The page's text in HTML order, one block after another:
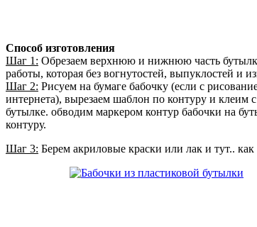
Способ изготовления
Шаг 1: Обрезаем верхнюю и нижнюю часть
работы, которая без вогнутостей, выпуклостей и
Шаг 2: Рисуем на бумаге бабочку (если с
интернета), вырезаем шаблон по контуру и клеим
бутылке. обводим маркером контур бабочки на
контуру.
Шаг 3: Берем акриловые краски или лак и тут..